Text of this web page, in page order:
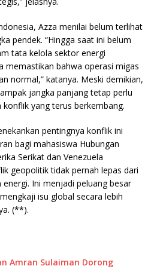
Azza menilai belum terlihat
pendek. “Hingga saat ini belum
tata kelola sektor energi
memastikan bahwa operasi migas
normal,” katanya. Meski demikian,
jangka panjang tetap perlu
yang terus berkembang.
pentingnya konflik ini
bagi mahasiswa Hubungan
Serikat dan Venezuela
geopolitik tidak pernah lepas dari
Ini menjadi peluang besar
isu global secara lebih
(**).
Amran Sulaiman Dorong